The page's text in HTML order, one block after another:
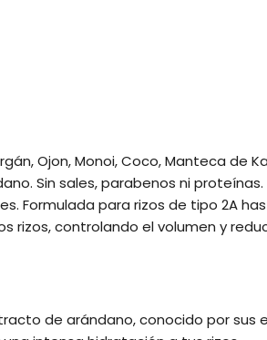
Ojon, Monoi, Coco, Manteca de
Sin sales, parabenos ni proteínas.
Formulada para rizos de tipo 2A
rizos, controlando el volumen y
de arándano, conocido por sus